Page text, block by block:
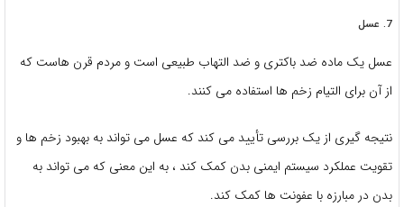
7. عسل
عسل یک ماده ضد باکتری و ضد التهاب طبیعی است و مردم قرن هاست که
از آن برای التیام زخم ها استفاده می کنند.
نتیجه گیری از یک بررسی تأیید می کند که عسل می تواند به بهبود زخم ها و
تقویت عملکرد سیستم ایمنی بدن کمک کند ، به این معنی که می تواند به
بدن در مبارزه با عفونت ها کمک کند.